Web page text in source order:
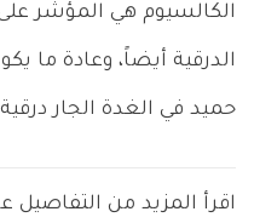
الكالسيوم هي المؤشر
الدرقية أيضاً، وعادة ما
حميد في الغدة الجار
اقرأ المزيد من التفاصيل